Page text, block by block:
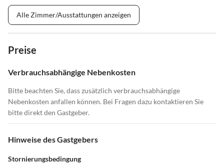
Alle Zimmer/Ausstattungen anzeigen
Preise
Verbrauchsabhängige Nebenkosten
Bitte beachten Sie, dass zusätzlich verbrauchsabhängige
Nebenkosten anfallen können. Bei Fragen dazu kontaktieren Sie
bitte direkt den Gastgeber.
Hinweise des Gastgebers
Stornierungsbedingung